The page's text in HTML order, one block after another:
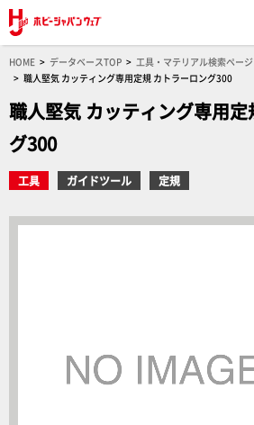
HOME データベースTOP 工具・マテリアル検索ページ
職人堅気 カッティング専用定規 カトラーロング300
職人堅気 カッティング専用
グ300
工具 ガイドツール 定規